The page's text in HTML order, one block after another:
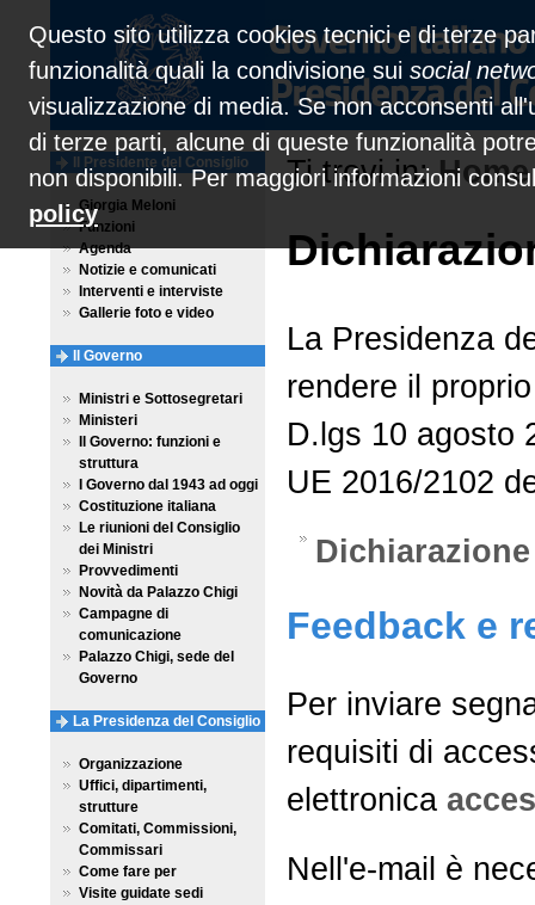
Questo sito utilizza cookies tecnici e di terze
funzionalità quali la condivisione sui social
visualizzazione di media. Se non acconsenti
di terze parti, alcune di queste funzionalità
non disponibili. Per maggiori informazioni
policy
Ti trovi in:Home
La Presidenza
rendere il
D.lgs 10 agosto
UE 2016/2102
Feedback e
Per inviare
requisiti di
elettronica
Nell'e-mail è
Il Presidente del Consiglio
Giorgia Meloni
Funzioni
Agenda
Notizie e comunicati
Interventi e interviste
Gallerie foto e video
Il Governo
Ministri e Sottosegretari
Ministeri
Il Governo: funzioni e
struttura
I Governo dal 1943 ad oggi
Costituzione italiana
Le riunioni del Consiglio
dei Ministri
Provvedimenti
Novità da Palazzo Chigi
Campagne di
comunicazione
Palazzo Chigi, sede del
Governo
La Presidenza del Consiglio
Organizzazione
Uffici, dipartimenti,
strutture
Comitati, Commissioni,
Commissari
Come fare per
Visite guidate sedi